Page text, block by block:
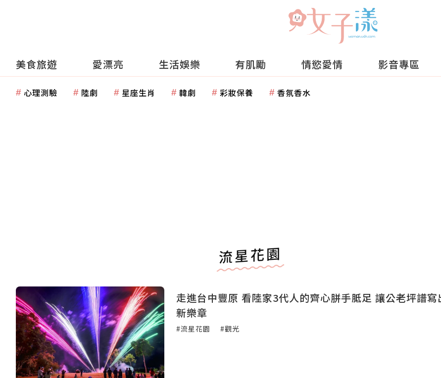
美食旅遊 愛漂亮 生活娛樂 有肌勵 情慾愛情 影音專區
心理測驗 陸劇 星座生肖 韓劇 彩妝保養 香氛香水
流星花園
走進台中豐原 看陸家3代人的齊心胼手胝足 讓公老坪譜寫
新樂章
#流星花園 #觀光